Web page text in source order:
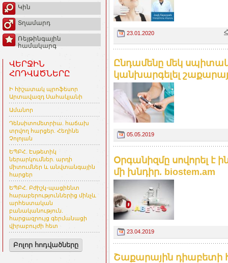
Կին
Տղամարդ
Ռեյթինգային
համակարգ
ՎԵՐՋԻՆ
ՀՈԴՎԱԾՆԵՐԸ
Ի հիշատակ պրոֆեսոր
Արտավազդ Սահակյանի
Ամանոր
Դենսիտոմետրիա. հաճախ
տրվող հարցեր. Հեղինե
Չոլոյան
ԵՊԲՀ. Էսթետիկ
ներարկումներ. արդի
միտումներ և անվտանգային
հարցեր
ԵՊԲՀ. Բժիշկ-պացիենտ
հարաբերություններից մինչև
արհեստական
բանականություն.
հարցազրույց գերմանացի
վիրաբույժի հետ
Բոլոր հոդվածները
23.01.2020
Ընդամենը մեկ
կանխարգելել
05.05.2019
Օրգանիզմը սովորել է
մի խնդիր. biostem.am
23.04.2019
Շաքարային դիաբետի